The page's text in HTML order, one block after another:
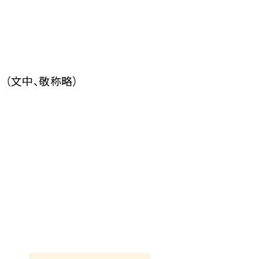
（文中、敬称略）